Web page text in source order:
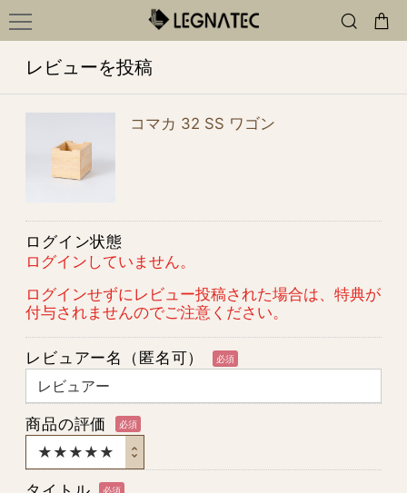
レビューを投稿
コマカ 32 SS ワゴン
ログイン状態
ログインしていません。
ログインせずにレビュー投稿された場合は、特典が
付与されませんのでご注意ください。
レビュアー名（匿名可） 必須
商品の評価 必須
必須